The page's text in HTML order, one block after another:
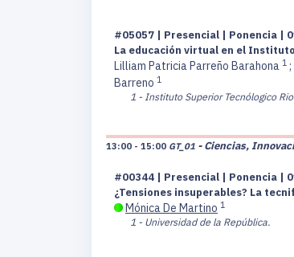
#05057 | Presencial | Ponencia |
La educación virtual en el
Lilliam Patricia Parreño Barahona 1 ;
Barreno 1
1 - Instituto Superior Tecnólogico
13:00 - 15:00 GT_01 - Ciencias,
#00344 | Presencial | Ponencia |
¿Tensiones insuperables? La
Mónica De Martino 1
1 - Universidad de la República.